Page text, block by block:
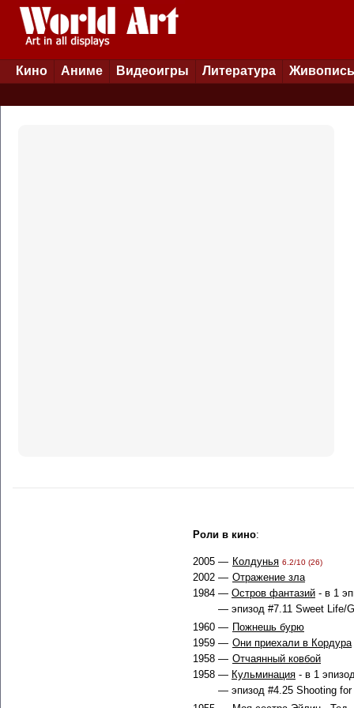
Кино Аниме Видеоигры Литература Живопись
Роли в кино:
2005 — Колдунья 6.2/10 (26)
2002 — Отражение зла
1984 — Остров фантазий - в 1
— эпизод #7.11 Sweet Life/
1960 — Пожнешь бурю
1959 — Они приехали в Кордура
1958 — Отчаянный ковбой
1958 — Кульминация - в 1
— эпизод #4.25 Shooting